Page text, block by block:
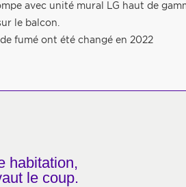
avec unité mural LG haut de
le balcon.
fumé ont été changé en 2022
habitation,
le coup.